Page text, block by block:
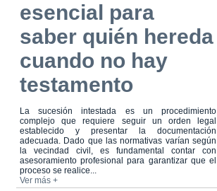
esencial para
saber quién hereda
cuando no hay
testamento
La sucesión intestada es un procedimiento
complejo que requiere seguir un orden legal
establecido y presentar la documentación
adecuada. Dado que las normativas varían según
la vecindad civil, es fundamental contar con
asesoramiento profesional para garantizar que el
proceso se realice...
Ver más +